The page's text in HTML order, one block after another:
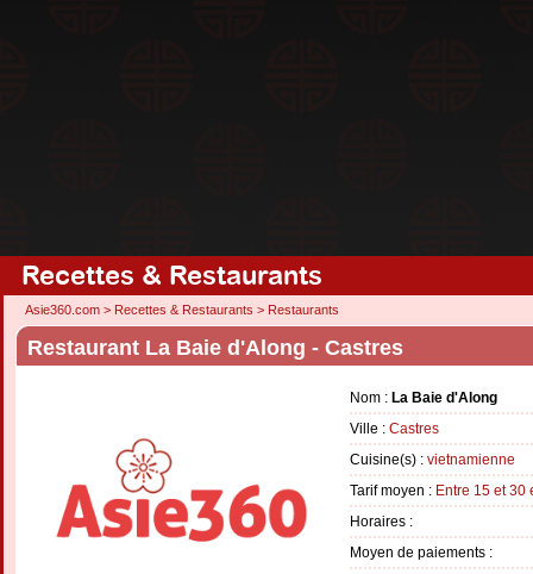
Recettes & Restaurants
Asie360.com > Recettes & Restaurants > Restaurants
Restaurant La Baie d'Along - Castres
Nom : La Baie d'Along
Ville : Castres
Cuisine(s) : vietnamienne
Tarif moyen : Entre 15 et 30
Horaires :
Moyen de paiements :